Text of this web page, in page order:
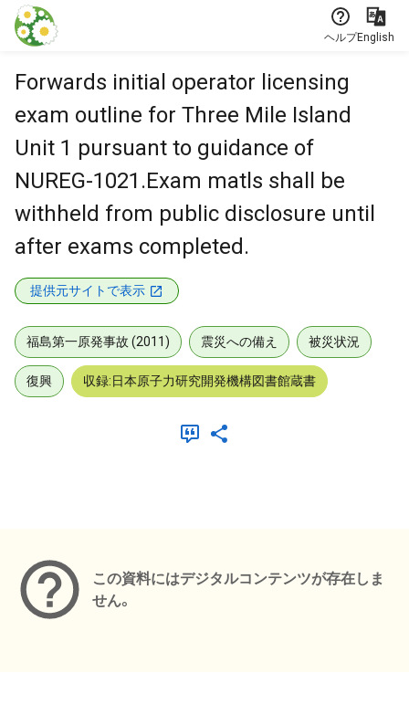
本文に飛ぶ
ヘルプEnglish
Forwards initial operator licensing
exam outline for Three Mile Island
Unit 1 pursuant to guidance of
NUREG-1021.Exam matls shall be
withheld from public disclosure until
after exams completed.
提供元サイトで表示
福島第一原発事故 (2011) 震災への備え 被災状況
復興 収録:日本原子力研究開発機構図書館蔵書
この資料にはデジタルコンテンツが存在しま
せん。